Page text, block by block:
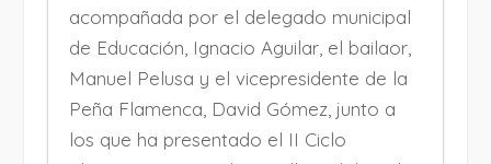
acompañada por el delegado municipal
de Educación, Ignacio Aguilar, el bailaor,
Manuel Pelusa y el vicepresidente de la
Peña Flamenca, David Gómez, junto a
los que ha presentado el II Ciclo